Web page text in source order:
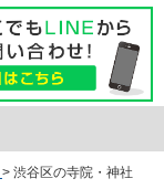
> 渋谷区の寺院・神社